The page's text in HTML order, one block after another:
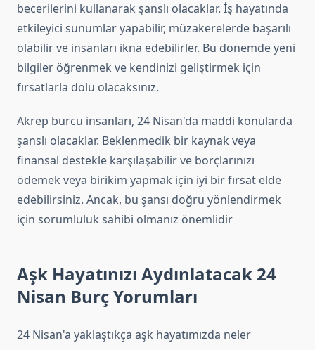
becerilerini kullanarak şanslı olacaklar. İş hayatında
etkileyici sunumlar yapabilir, müzakerelerde başarılı
olabilir ve insanları ikna edebilirler. Bu dönemde yeni
bilgiler öğrenmek ve kendinizi geliştirmek için
fırsatlarla dolu olacaksınız.
Akrep burcu insanları, 24 Nisan'da maddi konularda
şanslı olacaklar. Beklenmedik bir kaynak veya
finansal destekle karşılaşabilir ve borçlarınızı
ödemek veya birikim yapmak için iyi bir fırsat elde
edebilirsiniz. Ancak, bu şansı doğru yönlendirmek
için sorumluluk sahibi olmanız önemlidir
Aşk Hayatınızı Aydınlatacak 24
Nisan Burç Yorumları
24 Nisan'a yaklaştıkça aşk hayatımızda neler